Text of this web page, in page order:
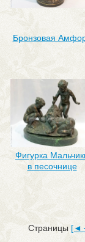
Бронзовая
Фигурка
в песочнице
Страницы